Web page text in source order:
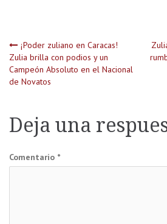
Navegación
de
¡Poder zuliano en Caracas!
Zulia brilla con podios y un
Campeón Absoluto en el Nacional
de Novatos
Deja una
Comentario *